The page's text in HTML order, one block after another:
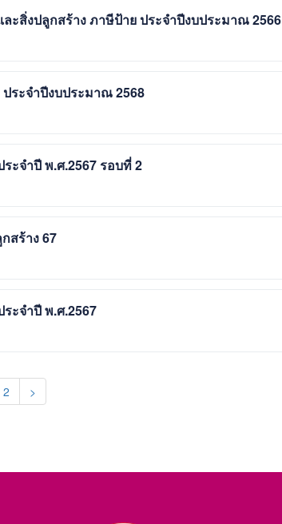
ะสิ่งปลูกสร้าง ภาษีป้าย ประจำปีงบประมาณ 2566
ระจำปีงบประมาณ 2568
ะจำปี พ.ศ.2567 รอบที่ 2
สร้าง 67
ะจำปี พ.ศ.2567
2 >